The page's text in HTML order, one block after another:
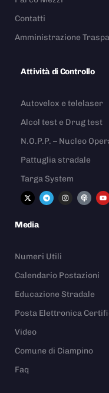
Contatti
Amministrazione
Attività di Controllo
Autovelox e telelaser
Alcol test e Drug test
N.O.P.P. – Nucleo
Pattuglia stradale
Targa System
Media
Numeri Utili
Calendario Postazioni
Educazione Stradale
Posta Elettronica
Video
Comune di Ciampino
Faq